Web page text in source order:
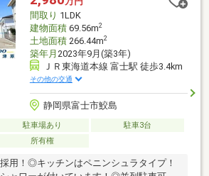
間取り 1LDK
建物面積69.56m2
土地面積266.44m2
築年月 2023年9月(築3年)
ＪＲ東海道本線 富士駅 徒歩3.4km
その他の交通
静岡県富士市鮫島
駐車場あり
駐車3台
所有権
用！◎キッチンはペニンシュラタイプ！